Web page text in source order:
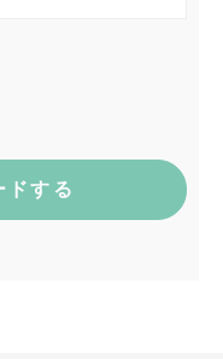
保護管理者
神田紺屋町
屋町5F